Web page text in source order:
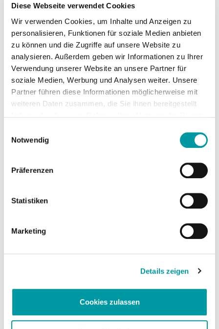
Diese Webseite verwendet Cookies
Wir verwenden Cookies, um Inhalte und Anzeigen zu
personalisieren, Funktionen für soziale Medien anbieten
zu können und die Zugriffe auf unsere Website zu
analysieren. Außerdem geben wir Informationen zu Ihrer
Verwendung unserer Website an unsere Partner für
soziale Medien, Werbung und Analysen weiter. Unsere
Partner führen diese Informationen möglicherweise mit
weiteren Daten zusammen, die Sie ihnen bereitgestellt
Notwendig
Präferenzen
Statistiken
Marketing
Details zeigen
Cookies zulassen
insbesondere im Vergleich zu kostenlosen Open-
Source-Lösungen wie WordPress.
Realität:
TYPO3 selbst ist Open Source und kostenlos.
Die Kosten entstehen durch die
Implementierung, das Hosting und die
Wartung – ähnlich wie bei jedem anderen
CMS.
Stabilität, Sicherheit und Erweiterbarkeit
Updates effizient durchführen, ohne das
Einige Inhalte erfordern das Setzen von Cookies.